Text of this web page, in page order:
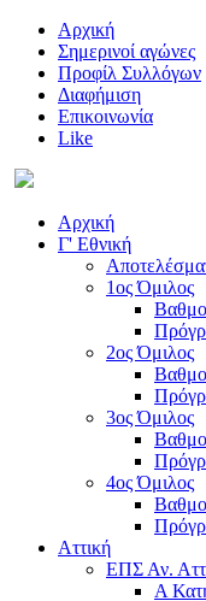
Αρχική
Σημερινοί αγώνες
Προφίλ Συλλόγων
Διαφήμιση
Επικοινωνία
Like
Αρχική
Γ' Εθνική
1ος Όμιλος
2ος Όμιλος
3ος Όμιλος
4ος Όμιλος
Αττική
ΕΠΣ Αν.
Α